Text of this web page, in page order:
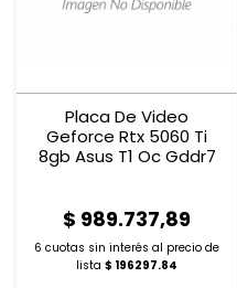
Placa De Video
Geforce Rtx 5060 Ti
8gb Asus T1 Oc Gddr7
$ 989.737,89
6 cuotas sin interés al precio de
lista$ 196297.84